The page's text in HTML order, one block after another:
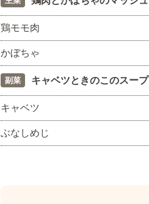
鶏モモ肉
かぼちゃ
副菜 キャベツときのこのスープ
キャベツ
ぶなしめじ